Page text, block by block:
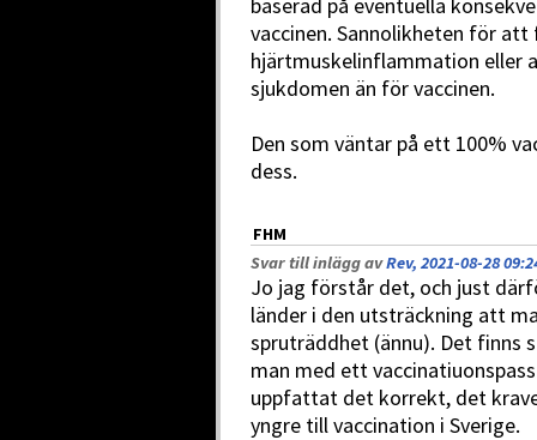
vaccinen. Sannolikheten för att
hjärtmuskelinflammation eller
sjukdomen än för vaccinen.
Den som väntar på ett 100%
dess.
FHM
Svar till inlägg avRev, 2021-08-28
Jo jag förstår det, och just
länder i den utsträckning att
spruträddhet (ännu). Det finns
man med ett
uppfattat det korrekt, det
yngre till vaccination i Sverige.